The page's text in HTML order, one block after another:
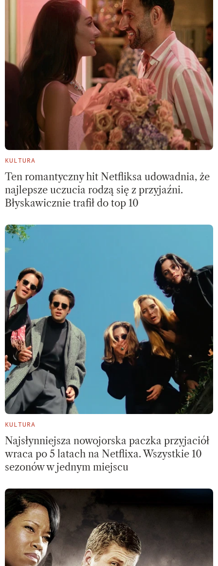
KULTURA
Ten romantyczny hit Netfliksa udowadnia, że
najlepsze uczucia rodzą się z przyjaźni.
Błyskawicznie trafił do top 10
KULTURA
Najsłynniejsza nowojorska paczka przyjaciół
wraca po 5 latach na Netflixa. Wszystkie 10
sezonów w jednym miejscu